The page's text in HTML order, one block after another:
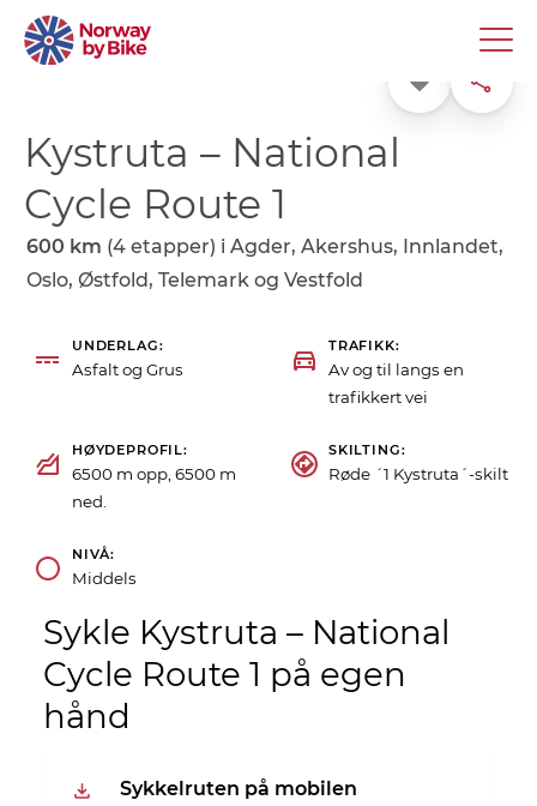
Favoritt Dele
Kystruta – National
Cycle Route 1
600 km (4 etapper) i Agder, Akershus, Innlandet,
Oslo, Østfold, Telemark og Vestfold
UNDERLAG
Asfalt og Grus
TRAFIKK
Av og til langs en
trafikkert vei
HØYDEPROFIL
6500 m opp, 6500 m
ned.
SKILTING
Røde ´1 Kystruta´-skilt
NIVÅ
Middels
Sykle Kystruta – National
Cycle Route 1 på egen
hånd
Sykkelruten på mobilen